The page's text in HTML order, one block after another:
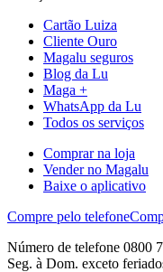
Cartão Luiza
Cliente Ouro
Magalu seguros
Blog da Lu
Maga +
WhatsApp da Lu
Todos os serviços
Comprar na loja
Vender no Magalu
Baixe o aplicativo
Compre pelo telefone
Número de telefone 0800
Seg. à Dom. exceto